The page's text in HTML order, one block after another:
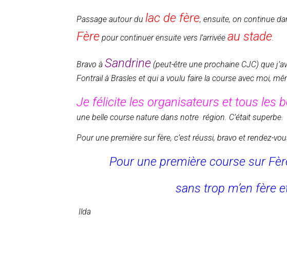
Passage autour dulac de fère, ensuite, on continue
Fère pour continuer ensuite vers l’arrivéeau stade.
Bravo àSandrine (peut-être une prochaine CJC) que
Fontrail à Brasles et qui a voulu faire la course avec moi,
Je félicite les organisateurs et tous les
une belle course nature dans notre région. C’était superbe.
Pour une première sur fère, c’est réussi, bravo et rendez-
Pour une première course sur
sans trop m’en fère
Ilda